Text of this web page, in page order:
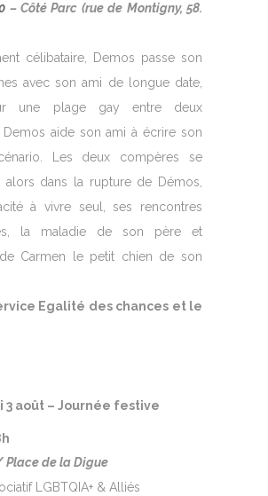
– Côté Parc (rue de Montigny, 58.
célibataire, Demos passe son
avec son ami de longue date,
une plage gay entre deux
Demos aide son ami à écrire son
Les deux compères se
alors dans la rupture de Démos,
à vivre seul, ses rencontres
la maladie de son père et
de Carmen le petit chien de son
Egalité des chances et le
3 août – Journée festive
de la Digue
LGBTQIA+ & Alliés